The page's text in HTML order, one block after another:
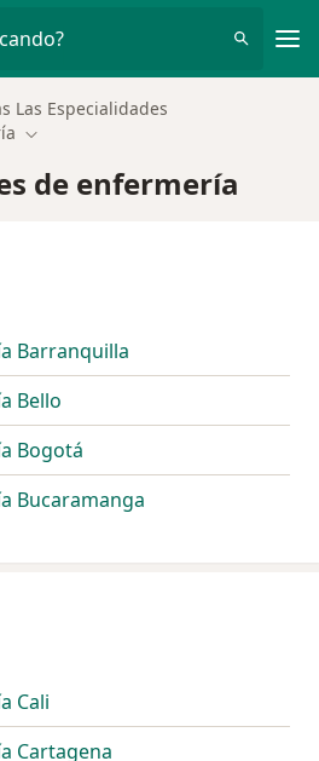
Las Especialidades
Cambiar de ciudad
de enfermería
Barranquilla
Bello
Bogotá
Bucaramanga
Cali
Cartagena